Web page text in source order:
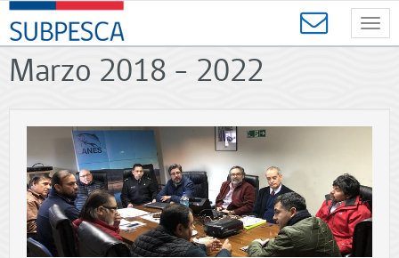
Contenido
principal
SUBPESCA
-
Subsecretaría
de
Acuicultura
Gobierno
de
Chile
Marzo 2018 - 2022